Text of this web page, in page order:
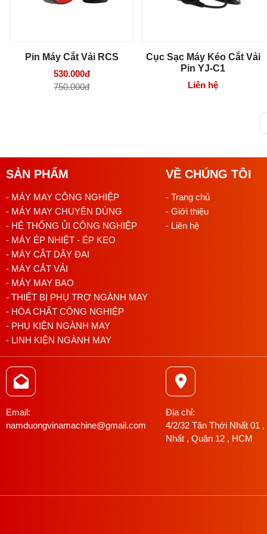
Pin Máy Cắt Vải RCS
530.000đ
750.000đ
Cục Sạc Máy Kéo Cắt Vải
Pin YJ-C1
Liên hệ
SẢN PHẨM
- MÁY MAY CÔNG NGHIỆP
- MÁY MAY CHUYÊN DÙNG
- HỆ THỐNG ỦI CÔNG NGHIỆP
- MÁY ÉP NHIỆT - ÉP KEO
- MÁY CẮT DÂY ĐAI
- MÁY CẮT VẢI
- MÁY MAY BAO
- THIẾT BỊ PHỤ TRỢ NGÀNH MAY
- HÓA CHẤT CÔNG NGHIỆP
- PHỤ KIỆN NGÀNH MAY
- LINH KIỆN NGÀNH MAY
VỀ CHÚNG TÔI
- Trang chủ
- Giới thiệu
- Liên hệ
Email:
namduongvinamachine@gmail.com
Địa chỉ:
4/2/32 Tân Thới Nhất 01
Nhất , Quận 12 , HCM